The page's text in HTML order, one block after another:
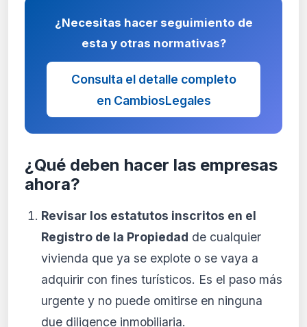
¿Necesitas hacer seguimiento de
esta y otras normativas?
Consulta el detalle completo
en CambiosLegales
¿Qué deben hacer las empresas
ahora?
Revisar los estatutos inscritos en el
Registro de la Propiedad de cualquier
vivienda que ya se explote o se vaya a
adquirir con fines turísticos. Es el paso más
urgente y no puede omitirse en ninguna
due diligence inmobiliaria.